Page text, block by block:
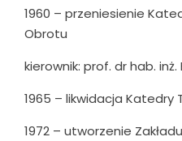
1960 – przeniesienie
Obrotu
kierownik: prof. dr hab.
1965 – likwidacja Katedry
1972 – utworzenie